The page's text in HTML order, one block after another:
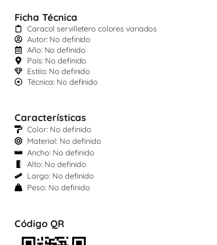
Ficha Técnica
Caracol servilletero colores variados
Autor: No definido
Año: No definido
País: No definido
Estilo: No definido
Técnica: No definido
Características
Color: No definido
Material: No definido
Ancho: No definido
Alto: No definido
Largo: No definido
Peso: No definido
Código QR